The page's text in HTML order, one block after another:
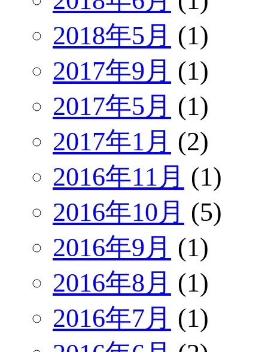
2018年5月 (1)
2017年9月 (1)
2017年5月 (1)
2017年1月 (2)
2016年11月 (1)
2016年10月 (5)
2016年9月 (1)
2016年8月 (1)
2016年7月 (1)